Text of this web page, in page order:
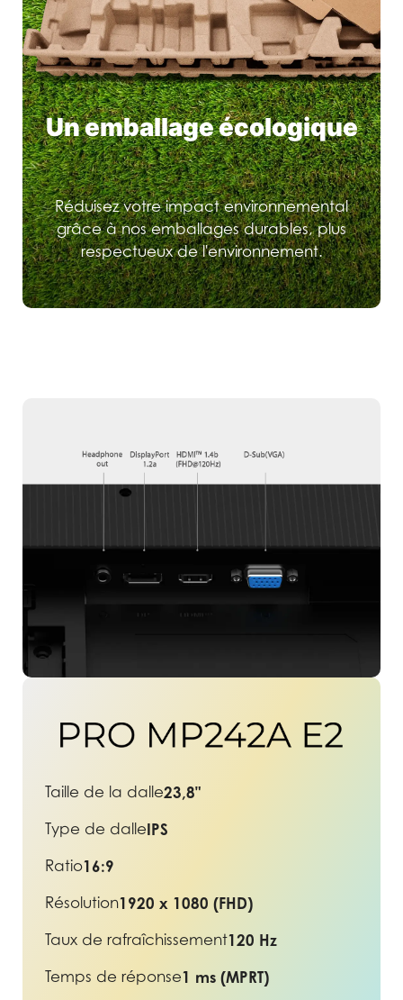
Un emballage écologique
Réduisez votre impact environnemental
grâce à nos emballages durables, plus
respectueux de l'environnement.
Taille de la dalle23,8"
Type de dalleIPS
Ratio16:9
Résolution1920 x 1080 (FHD)
Taux de rafraîchissement120 Hz
Temps de réponse1 ms (MPRT)